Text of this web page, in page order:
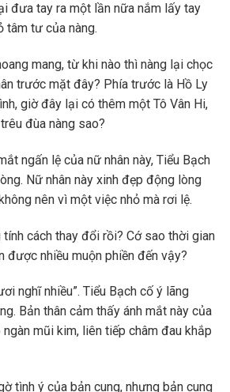
đưa tay ra một lần nữa nắm lấy tay
tâm tư của nàng.
mang, từ khi nào thì nàng lại chọc
trước mặt đây? Phía trước là Hồ Ly
giờ đây lại có thêm một Tô Vân Hi,
đùa nàng sao?
ngấn lệ của nữ nhân này, Tiểu Bạch
Nữ nhân này xinh đẹp động lòng
nên vì một việc nhỏ mà rơi lệ.
tính cách thay đổi rồi? Cớ sao thời gian
được nhiều muộn phiền đến vậy?
nghĩ nhiều”. Tiểu Bạch cố ý lãng
Bản thân cảm thấy ánh mắt này của
mũi kim, liên tiếp châm đau khắp
tình ý của bản cung, nhưng bản cung